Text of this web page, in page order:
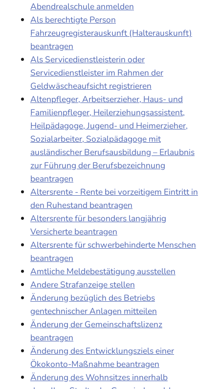
Abendrealschule anmelden
Als berechtigte Person
Fahrzeugregisterauskunft (Halterauskunft)
beantragen
Als Servicedienstleisterin oder
Servicedienstleister im Rahmen der
Geldwäscheaufsicht registrieren
Altenpfleger, Arbeitserzieher, Haus- und
Familienpfleger, Heilerziehungsassistent,
Heilpädagoge, Jugend- und Heimerzieher,
Sozialarbeiter, Sozialpädagoge mit
ausländischer Berufsausbildung – Erlaubnis
zur Führung der Berufsbezeichnung
beantragen
Altersrente - Rente bei vorzeitigem Eintritt in
den Ruhestand beantragen
Altersrente für besonders langjährig
Versicherte beantragen
Altersrente für schwerbehinderte Menschen
beantragen
Amtliche Meldebestätigung ausstellen
Andere Strafanzeige stellen
Änderung bezüglich des Betriebs
gentechnischer Anlagen mitteilen
Änderung der Gemeinschaftslizenz
beantragen
Änderung des Entwicklungsziels einer
Ökokonto-Maßnahme beantragen
Änderung des Wohnsitzes innerhalb